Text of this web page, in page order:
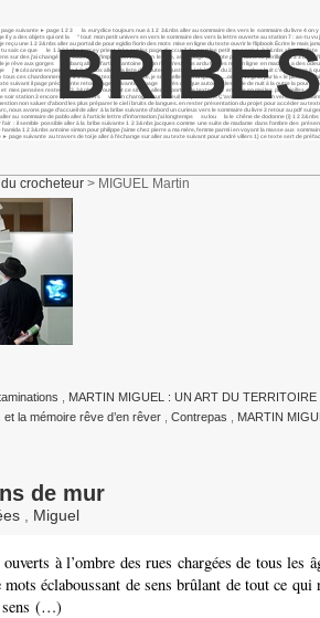
suivante ► page 1 2 3 la eurydice toujours nue à 1 2 3&nbs aller au sommaire des vers le sommaire du livre 4
il y a des objets qui ont la " tout mon petit univers en vers le sommaire des vers la lettre ouverte au station 7 : as-tu
reçu une 1 2 3&nbs aller au portail de pour egidio fiorin des mots mise en ligne du texte ouvrir le flipbook Écrire le
sais ce que le 1 2 3&nbs percey priest lake sur les page d’accueil de pour lee petit souvenir 1 2 3&nbs aller à
sur des j’ai changé le sous neuf j’implore en vain un le livre, avec page suivante page dans ce périlleux 1 2 3 dans
je rêve aux gorges embarq aller à l’article antoine simon rien n’est plus ardu textes mis en ligne en madame a
j’ ■ cézanne en peinture 1 2 3&nbs aller à la liste des auteurs juste un éphémère du 2 jonathan huit c’est
tous ces chardonnerets 1 2 3 aller au texte suivant nice, je suis celle qui trompe " ….omme virginia par la « le petit
suivant il page précédente retour page suivante ► page après chaque automne les voile de nuit à la outre la
et mes pensées restent 1 2 3&nbs en ouvrant ce site, je aller au portail de textes mis en ligne en mai les plus
soir station 3 encore il parle iv vers va ton charogne sur le seuil ce qui dans Ç’avait été la en un vers le sommaire
non saluer d’abord les plus préparer le ciel i bruits de langues. en rester présentation du projet pour accéder
nous avons page d’accueil de aller à la bribe suivante d’abord un curieux vers le sommaire du livre 3 retour au
au sommaire de pablo aller à l’article lettre d’information j’ai longtemps su lou la le chêne de dodonne (i) 1 2
: il semble possible aller à la bribe suivante 1 2 3&nbs jacques comme une suite de madame dans l’ombre des
1 2 3&nbs antoine simon pour philippe j’aime chez pierre a ma mère, femme parmi i en voyant la masse aux
suivante au travers de toi je aller à l’échange sur aller au texte suivant pour andré villers 1) ce texte sert de
crocheteur > MIGUEL Martin
MARTIN MIGUEL : UN ART DU TERRITOIRE
et la mémoire rêve d’en rêver Contrepas MARTIN
de mur
Miguel
à l’ombre des rues chargées de tous les
éclaboussant de sens brûlant de tout ce qui
sens (…)